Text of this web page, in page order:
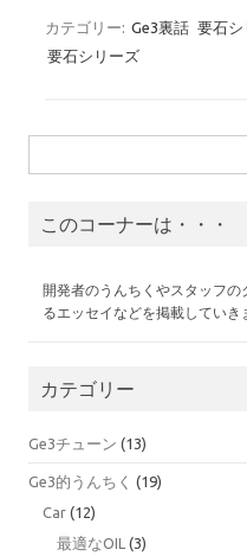
カテゴリー: Ge3裏話 要石シ
要石シリーズ
索:
このコーナーは・・・
開発者のうんちくやスタッフ
るエッセイなどを掲載していき
カテゴリー
Ge3チューン (13)
Ge3的うんちく (19)
Car (12)
最適なOIL (3)